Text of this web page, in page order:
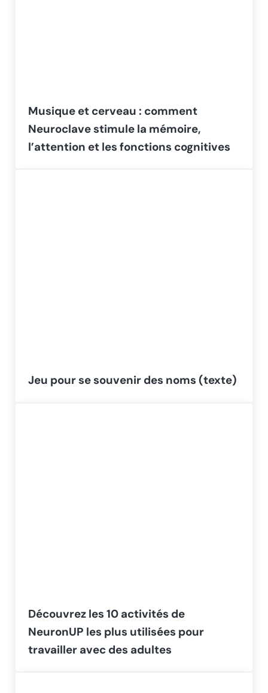
Musique et cerveau : comment
Neuroclave stimule la mémoire,
l’attention et les fonctions cognitives
Jeu pour se souvenir des noms (texte)
Découvrez les 10 activités de
NeuronUP les plus utilisées pour
travailler avec des adultes